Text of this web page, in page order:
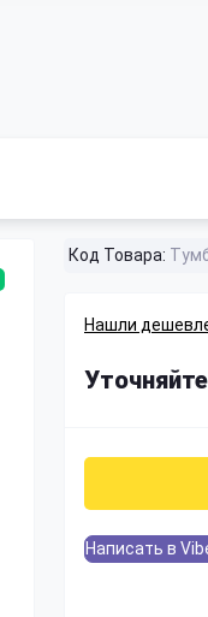
Код Товара:
Нашли
Написать в